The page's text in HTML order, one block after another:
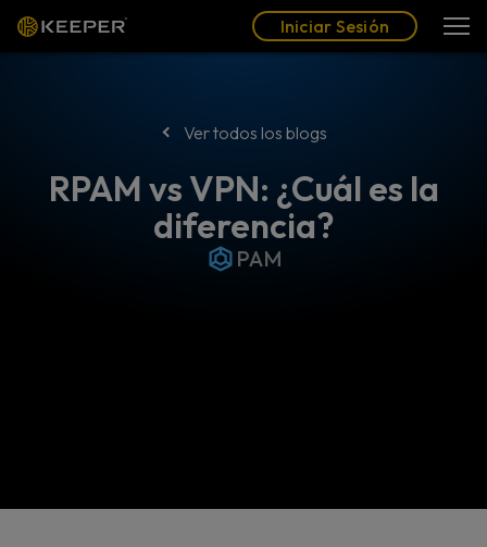
Iniciar Sesión
Ver todos los blogs
RPAM vs VPN: ¿Cuál es la
diferencia?
PAM